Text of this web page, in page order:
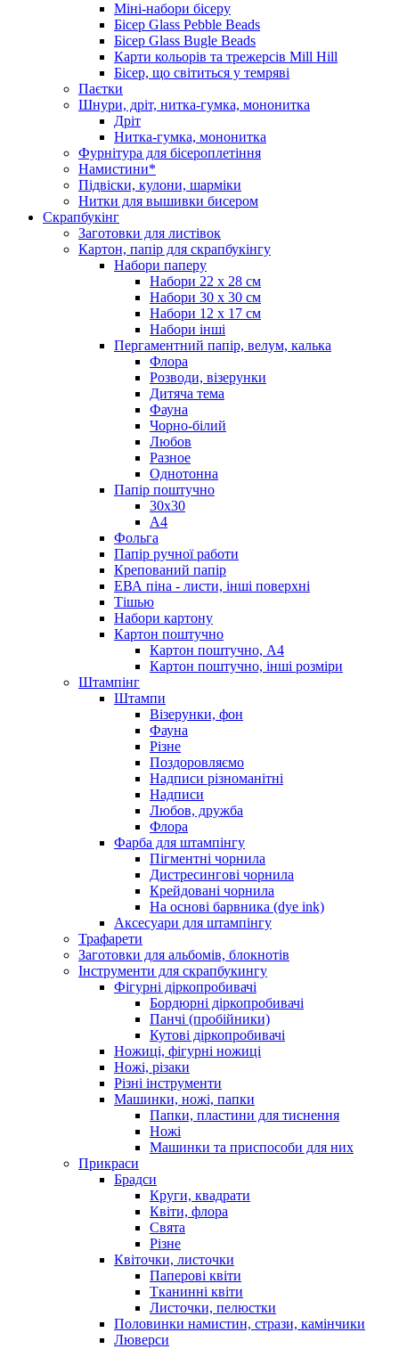
Міні-набори бісеру
Бісер Glass Pebble Beads
Бісер Glass Bugle Beads
Карти кольорів та трежерсів Mill Hill
Бісер, що світиться у темряві
Паєтки
Шнури, дріт, нитка-гумка, мононитка
Дріт
Нитка-гумка, мононитка
Фурнітура для бісероплетіння
Намистини*
Підвіски, кулони, шарміки
Нитки для вышивки бисером
Скрапбукінг
Заготовки для листівок
Картон, папір для скрапбукінгу
Набори паперу
Набори 22 х 28 см
Набори 30 х 30 см
Набори 12 х 17 см
Набори інші
Пергаментний папір, велум, калька
Флора
Розводи, візерунки
Дитяча тема
Фауна
Чорно-білий
Любов
Разное
Однотонна
Папір поштучно
30х30
А4
Фольга
Папір ручної работи
Крепований папір
ЕВА піна - листи, інші поверхні
Тішью
Набори картону
Картон поштучно
Картон поштучно, А4
Картон поштучно, інші розміри
Штампінг
Штампи
Візерунки, фон
Фауна
Різне
Поздоровляємо
Надписи різноманітні
Надписи
Любов, дружба
Флора
Фарба для штампінгу
Пігментні чорнила
Дистресингові чорнила
Крейдовані чорнила
На основі барвника (dye ink)
Аксесуари для штампінгу
Трафарети
Заготовки для альбомів, блокнотів
Інструменти для скрапбукингу
Фігурні діркопробивачі
Бордюрні діркопробивачі
Панчі (пробійники)
Кутові діркопробивачі
Ножиці, фігурні ножиці
Ножі, різаки
Різні інструменти
Машинки, ножі, папки
Папки, пластини для тиснення
Ножі
Машинки та приспособи для них
Прикраси
Брадси
Круги, квадрати
Квіти, флора
Свята
Різне
Квіточки, листочки
Паперові квіти
Тканинні квіти
Листочки, пелюстки
Половинки намистин, стрази, камінчики
Люверси